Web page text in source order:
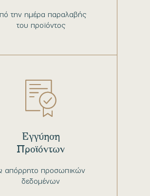
την ημέρα παραλαβής
του προϊόντος
απόρρητο προσωπικών
δεδομένων
Εγγύηση
Προϊόντων